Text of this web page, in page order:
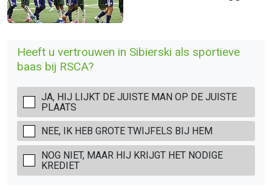
Heeft u vertrouwen in Sibierski als sportieve
baas bij RSCA?
JA, HIJ LIJKT DE JUISTE MAN OP DE JUISTE
PLAATS
NEE, IK HEB GROTE TWIJFELS BIJ HEM
NOG NIET, MAAR HIJ KRIJGT HET NODIGE
KREDIET